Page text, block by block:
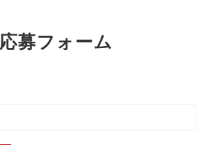
応募フォーム